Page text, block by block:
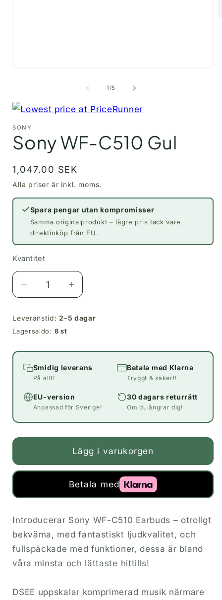
modalfönster
1/av
5
SONY
Sony WF-C510 Gul
Ordinarie
pris
1,047.00 SEK
Spara pengar utan kompromisser
Samma originalprodukt – lägre pris tack vare
direktinköp från EU.
Kvantitet
Kvantitet
Minska
kvantitet
WF-
C510
Öka
kvantitet
för
Sony
C510
Leveranstid:2-5 dagar
Lagersaldo: 8 st
Smidig leverans
På allt!
Betala med Klarna
Tryggt & säkert!
EU-version
Anpassad för Sverige!
30 dagars returrätt
Om du ångrar dig!
Lägg i varukorgen
Betala med
Introducerar Sony WF-C510 Earbuds – otroligt
bekväma, med fantastiskt ljudkvalitet, och
fullspäckade med funktioner, dessa är bland
våra minsta och lättaste hittills!
DSEE uppskalar komprimerad musik närmare